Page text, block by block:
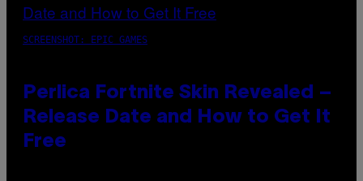
SCREENSHOT: EPIC GAMES
Perlica Fortnite Skin Revealed –
Release Date and How to Get It
Free